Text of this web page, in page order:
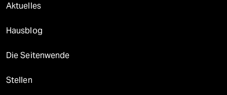
Aktuelles
Hausblog
Die Seitenwende
Stellen